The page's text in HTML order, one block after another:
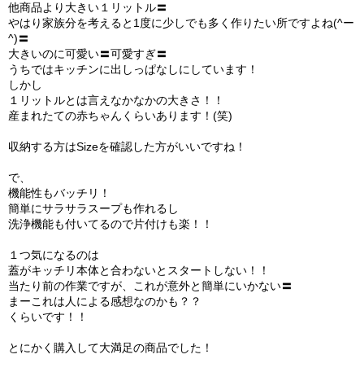
他商品より大きい１リットル〓
やはり家族分を考えると1度に少しでも多く作りたい所ですよね(^ー
^)〓
大きいのに可愛い〓可愛すぎ〓
うちではキッチンに出しっぱなしにしています！
しかし
１リットルとは言えなかなかの大きさ！！
産まれたての赤ちゃんくらいあります！(笑)
収納する方はSizeを確認した方がいいですね！
で、
機能性もバッチリ！
簡単にサラサラスープも作れるし
洗浄機能も付いてるので片付けも楽！！
１つ気になるのは
蓋がキッチリ本体と合わないとスタートしない！！
当たり前の作業ですが、これが意外と簡単にいかない〓
まーこれは人による感想なのかも？？
くらいです！！
とにかく購入して大満足の商品でした！